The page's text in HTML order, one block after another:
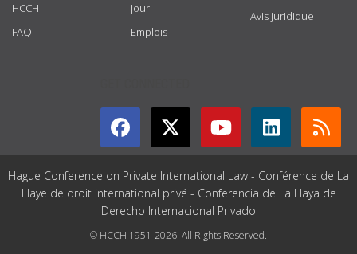
HCCH
FAQ
jour
Emplois
Avis juridique
Hague Conference on Private International Law - Conférence de La
Haye de droit international privé - Conferencia de La Haya de
Derecho Internacional Privado
© HCCH 1951-2026. All Rights Reserved.